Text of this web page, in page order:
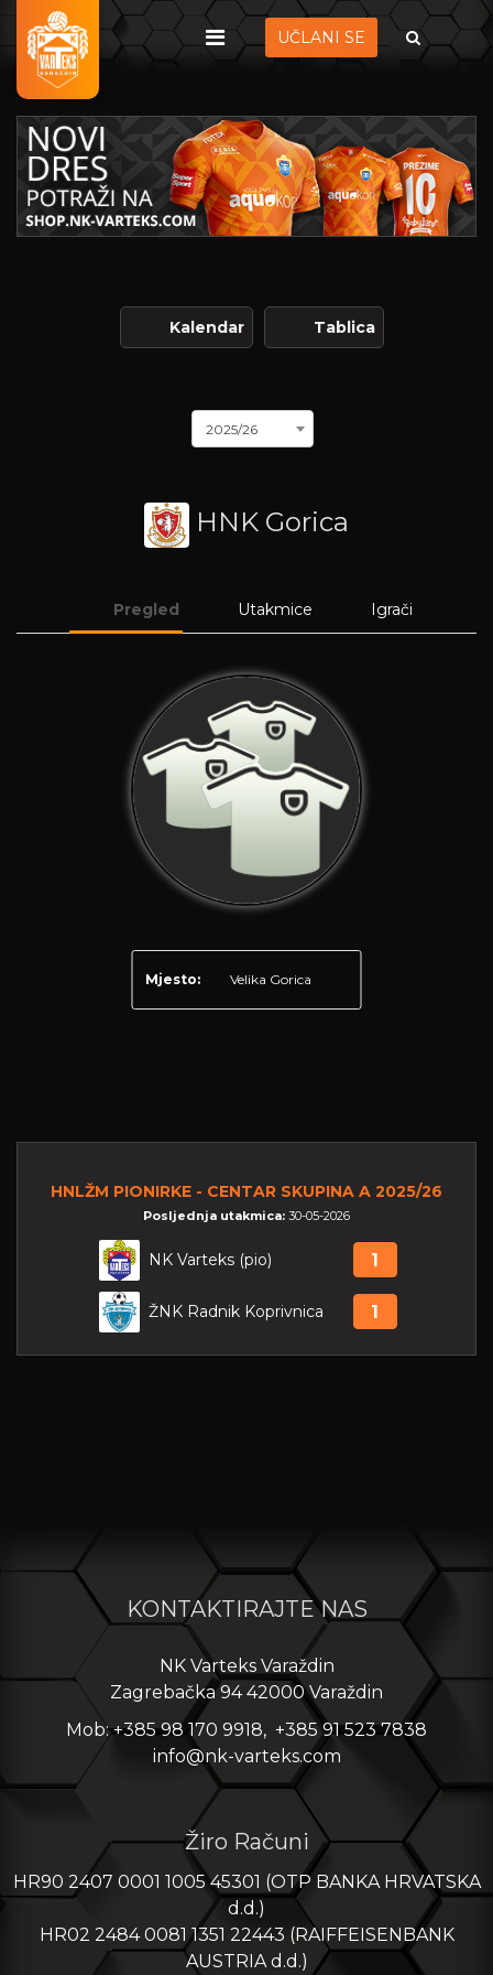
UČLANI SE
Kalendar Tablica
2025/26
HNK Gorica
Pregled Utakmice Igrači
Mjesto: Velika Gorica
HNLŽM PIONIRKE - CENTAR SKUPINA A 2025/26
Posljednja utakmica: 30-05-2026
NK Varteks (pio) 1
ŽNK Radnik Koprivnica 1
KONTAKTIRAJTE NAS
NK Varteks Varaždin
Zagrebačka 94 42000 Varaždin
Mob: +385 98 170 9918, +385 91 523 7838
info@nk-varteks.com
Žiro Računi
HR90 2407 0001 1005 45301 (OTP BANKA HRVATSKA
d.d.)
HR02 2484 0081 1351 22443 (RAIFFEISENBANK
AUSTRIA d.d.)